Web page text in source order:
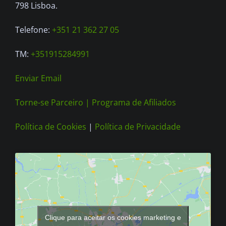
product
798 Lisboa.
Telefone: +351 21 362 27 05
TM: +351915284991
Enviar Email
Torne-se Parceiro | Programa de Afiliados
Política de Cookies | Política de Privacidade
Clique para aceitar os cookies marketing e